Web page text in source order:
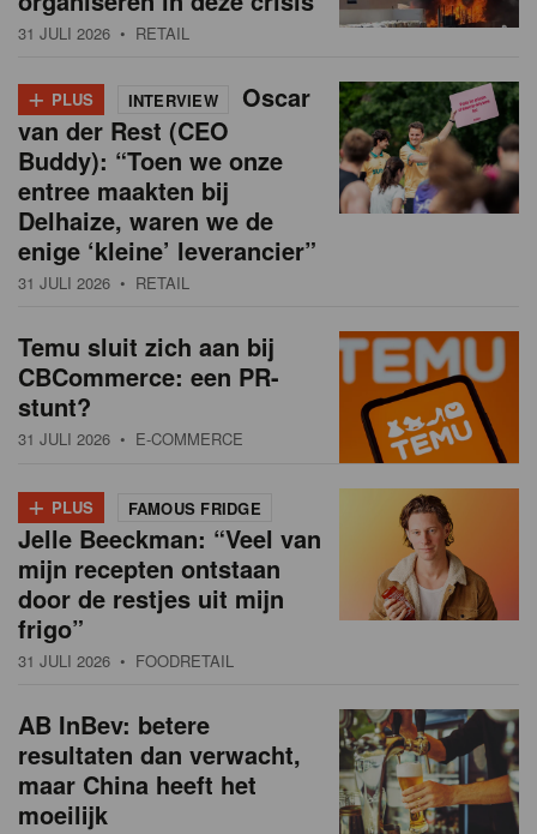
31 JULI 2026 • RETAIL
+ PLUS INTERVIEW
Oscar
van der Rest (CEO
Buddy): “Toen we onze
entree maakten bij
Delhaize, waren we de
enige ‘kleine’ leverancier”
31 JULI 2026 • RETAIL
Temu sluit zich aan bij
CBCommerce: een PR-
stunt?
31 JULI 2026 • E-COMMERCE
+ PLUS FAMOUS FRIDGE
Jelle Beeckman: “Veel van
mijn recepten ontstaan
door de restjes uit mijn
frigo”
31 JULI 2026 • FOODRETAIL
AB InBev: betere
resultaten dan verwacht,
maar China heeft het
moeilijk